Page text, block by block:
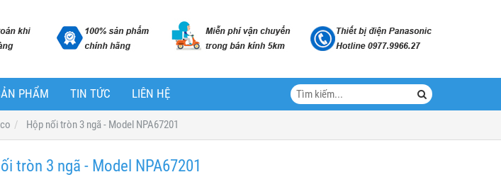
PHẨM TIN TỨC LIÊN HỆ
Hộp nối tròn 3 ngã - Model NPA67201
tròn 3 ngã - Model NPA67201